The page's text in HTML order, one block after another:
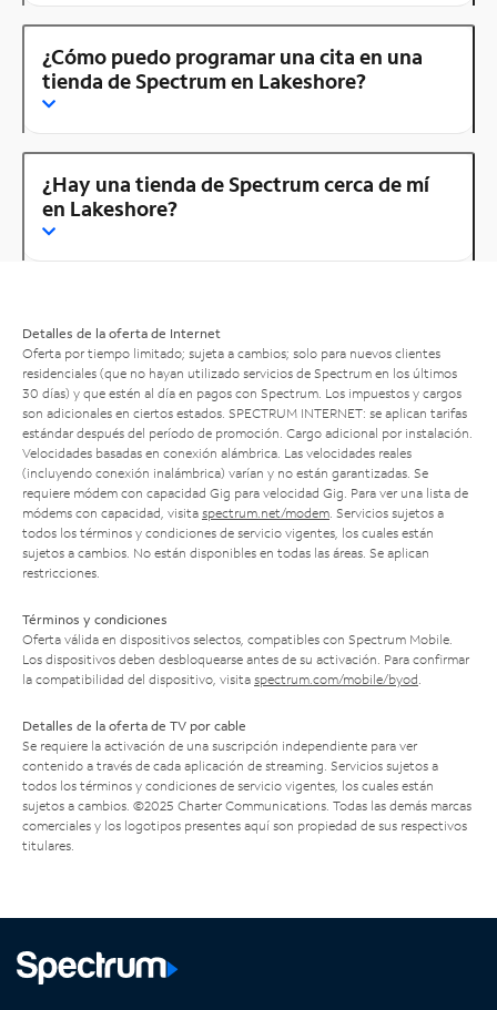
¿Cómo puedo programar una cita en una
tienda de Spectrum en Lakeshore?
¿Hay una tienda de Spectrum cerca de mí
en Lakeshore?
Detalles de la oferta de Internet
Oferta por tiempo limitado; sujeta a cambios; solo para nuevos clientes
residenciales (que no hayan utilizado servicios de Spectrum en los últimos
30 días) y que estén al día en pagos con Spectrum. Los impuestos y cargos
son adicionales en ciertos estados. SPECTRUM INTERNET: se aplican tarifas
estándar después del período de promoción. Cargo adicional por instalación.
Velocidades basadas en conexión alámbrica. Las velocidades reales
(incluyendo conexión inalámbrica) varían y no están garantizadas. Se
requiere módem con capacidad Gig para velocidad Gig. Para ver una lista de
módems con capacidad, visita spectrum.net/modem . Servicios sujetos a
todos los términos y condiciones de servicio vigentes, los cuales están
sujetos a cambios. No están disponibles en todas las áreas. Se aplican
restricciones.
Términos y condiciones
Oferta válida en dispositivos selectos, compatibles con Spectrum Mobile.
Los dispositivos deben desbloquearse antes de su activación. Para confirmar
la compatibilidad del dispositivo, visita spectrum.com/mobile/byod
Detalles de la oferta de TV por cable
Se requiere la activación de una suscripción independiente para ver
contenido a través de cada aplicación de streaming. Servicios sujetos a
todos los términos y condiciones de servicio vigentes, los cuales están
sujetos a cambios. ©2025 Charter Communications. Todas las demás marcas
comerciales y los logotipos presentes aquí son propiedad de sus respectivos
titulares.